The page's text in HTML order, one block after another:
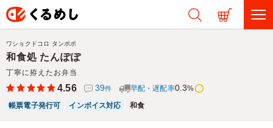
和食処 たんぽぽ
丁寧に拵えたお弁当
ワショクドコロ タンポポ
4.56 39件 早配・遅配率0.3%
帳票電子発行可
インボイス対応 和食